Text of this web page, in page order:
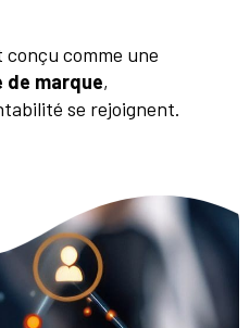
comme une
de marque,
se rejoignent.